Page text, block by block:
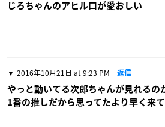
じろちゃんのアヒル口が愛おしい
2016年10月21日 at 9:23 PM 返信
やっと動いてる次郎ちゃんが見れる
1番の推しだから思ってたより早く来